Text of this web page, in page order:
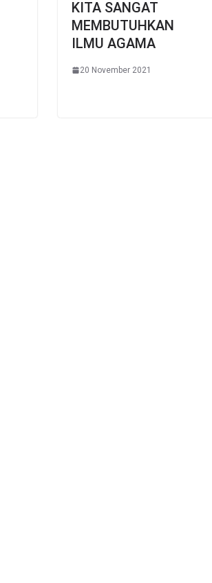
KITA SANGAT
MEMBUTUHKAN
ILMU AGAMA
20 November 2021